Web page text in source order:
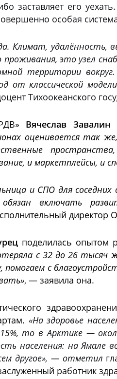
заставляет его
особая
Климат,
это узел
территории
от классической
Тихоокеанского
Вячеслав Завалин
оценивается так
и маркетплейсы, и
и СПО для
включать
поделилась опытом
с 32 до 26
с
, — заявила она.
«На здоровье
то в Арктике —
населения: на Ямале
другое», — отметил
аслуженный работник